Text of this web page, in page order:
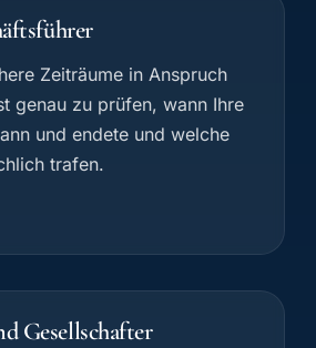
Zeiträume in Anspruch
genau zu prüfen, wann Ihre
und endete und welche
trafen.
Gesellschafter